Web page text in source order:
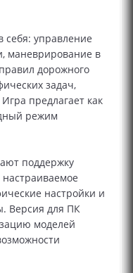
себя: управление
маневрирование в
дорожного
задач,
предлагает как
режим
поддержку
настройки и
Версия для ПК
моделей